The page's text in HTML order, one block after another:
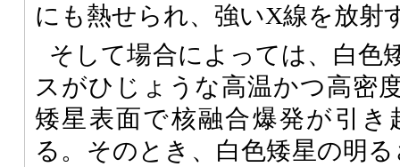
にも熱せられ、強いX線を放射
そして場合によっては、白色
スがひじょうな高温かつ高密
矮星表面で核融合爆発が引
る。そのとき、白色矮星の明